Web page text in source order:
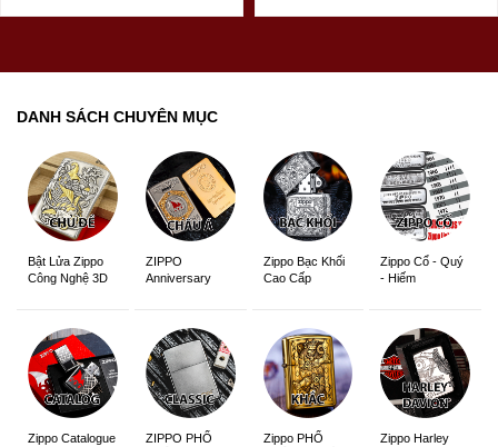
DANH SÁCH CHUYÊN MỤC
Bật Lửa Zippo
Công Nghệ 3D
ZIPPO
Anniversary
Zippo Bạc Khối
Cao Cấp
Zippo Cổ - Quý
- Hiếm
Zippo Catalogue
ZIPPO PHỔ
Zippo PHỔ
Zippo Harley